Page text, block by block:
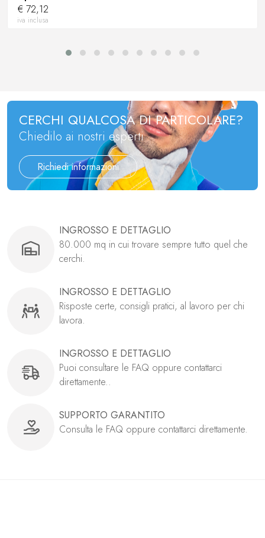
€ 72,12
iva inclusa
CERCHI QUALCOSA DI PARTICOLARE?
Chiedilo ai nostri esperti
Richiedi informazioni
INGROSSO E DETTAGLIO
80.000 mq in cui trovare sempre tutto quel che
cerchi.
INGROSSO E DETTAGLIO
Risposte certe, consigli pratici, al lavoro per chi
lavora.
INGROSSO E DETTAGLIO
Puoi consultare le FAQ oppure contattarci
direttamente..
SUPPORTO GARANTITO
Consulta le FAQ oppure contattarci direttamente.